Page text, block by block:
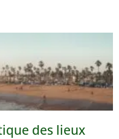
des lieux